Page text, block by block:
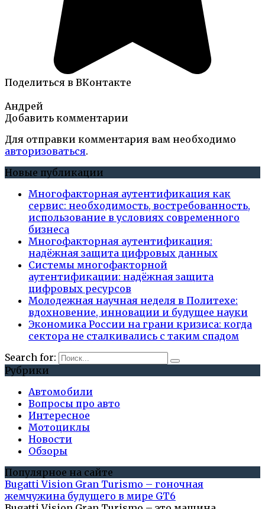
Поделиться в ВКонтакте
Андрей
Добавить комментарии
Для отправки комментария вам необходимо
авторизоваться.
Новые публикации
Многофакторная аутентификация как
сервис: необходимость, востребованность,
использование в условиях современного
бизнеса
Многофакторная аутентификация:
надёжная защита цифровых данных
Системы многофакторной
аутентификации: надёжная защита
цифровых ресурсов
Молодежная научная неделя в Политехе:
вдохновение, инновации и будущее науки
Экономика России на грани кризиса: когда
сектора не сталкивались с таким спадом
Search for:
Рубрики
Автомобили
Вопросы про авто
Интересное
Мотоциклы
Новости
Обзоры
Популярное на сайте
Bugatti Vision Gran Turismo – гоночная
жемчужина будущего в мире GT6